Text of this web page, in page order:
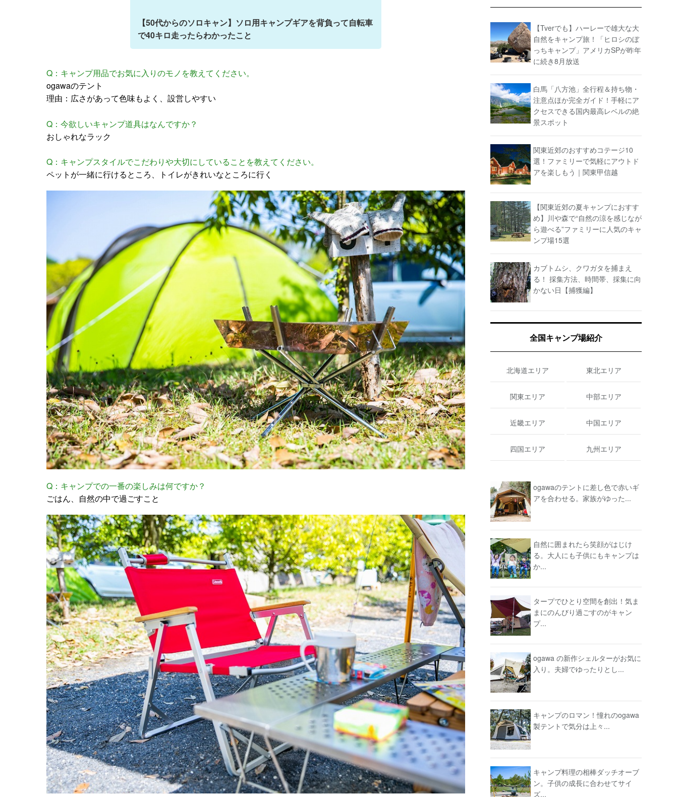
【50代からのソロキャン】ソロ用キャンプギアを背負って自転車
で40キロ走ったらわかったこと
Q：キャンプ用品でお気に入りのモノを教えてください。
ogawaのテント
理由：広さがあって色味もよく、設営しやすい
Q：今欲しいキャンプ道具はなんですか？
おしゃれなラック
Q：キャンプスタイルでこだわりや大切にしていることを教えてください。
ペットが一緒に行けるところ、トイレがきれいなところに行く
Q：キャンプでの一番の楽しみは何ですか？
ごはん、自然の中で過ごすこと
【Tverでも】ハーレーで雄大な大
自然をキャンプ旅！「ヒロシのぼ
っちキャンプ」アメリカSPが昨年
に続き8月放送
白馬「八方池」全行程＆持ち物・
注意点ほか完全ガイド！手軽にア
クセスできる国内最高レベルの絶
景スポット
関東近郊のおすすめコテージ10
選！ファミリーで気軽にアウトド
アを楽しもう｜関東甲信越
【関東近郊の夏キャンプにおすす
め】川や森で“自然の涼を感じなが
ら遊べる”ファミリーに人気のキャ
ンプ場15選
カブトムシ、クワガタを捕まえ
る！ 採集方法、時間帯、採集に向
かない日【捕獲編】
全国キャンプ場紹介
北海道エリア 東北エリア
関東エリア 中部エリア
近畿エリア 中国エリア
四国エリア 九州エリア
ogawaのテントに差し色で赤いギ
アを合わせる。家族がゆった...
自然に囲まれたら笑顔がはじけ
る。大人にも子供にもキャンプは
か...
タープでひとり空間を創出！気ま
まにのんびり過ごすのがキャン
プ...
ogawa の新作シェルターがお気に
入り。夫婦でゆったりとし...
キャンプのロマン！憧れのogawa
製テントで気分は上々...
キャンプ料理の相棒ダッチオーブ
ン。子供の成長に合わせてサイ
ズ...